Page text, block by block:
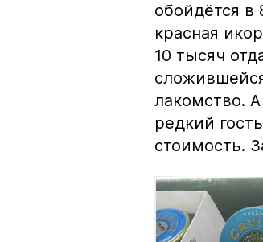
обойдётся в
красная
10 тысяч
лакомство.
редкий
стоимость.